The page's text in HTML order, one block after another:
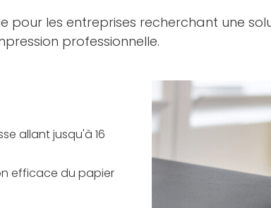
pour les entreprises recherchant une
professionnelle.
allant jusqu'à 16
efficace du papier